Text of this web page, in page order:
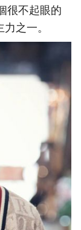
很不起眼的
之一。